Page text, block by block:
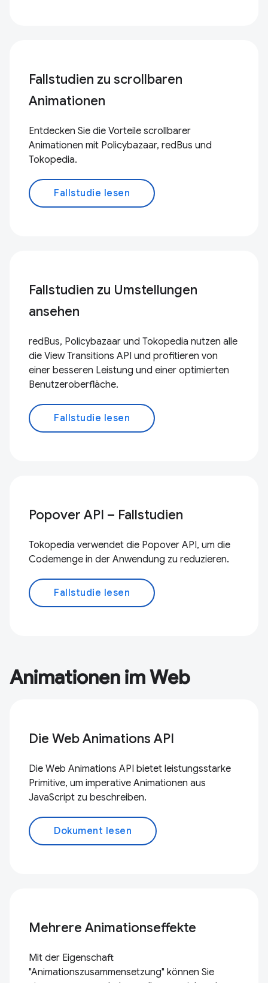
Fallstudien zu scrollbaren
Animationen
Entdecken Sie die Vorteile scrollbarer
Animationen mit Policybazaar, redBus und
Tokopedia.
Fallstudie lesen
Fallstudien zu Umstellungen
ansehen
redBus, Policybazaar und Tokopedia nutzen alle
die View Transitions API und profitieren von
einer besseren Leistung und einer optimierten
Benutzeroberfläche.
Fallstudie lesen
Popover API – Fallstudien
Tokopedia verwendet die Popover API, um die
Codemenge in der Anwendung zu reduzieren.
Fallstudie lesen
Animationen im Web
Die Web Animations API
Die Web Animations API bietet leistungsstarke
Primitive, um imperative Animationen aus
JavaScript zu beschreiben.
Dokument lesen
Mehrere Animationseffekte
Mit der Eigenschaft
"Animationszusammensetzung" können Sie